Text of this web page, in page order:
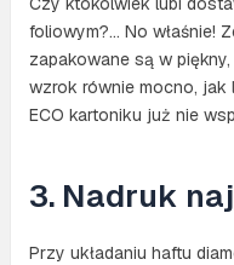
foliowym?… No właśnie!
zapakowane są w
wzrok równie mocno, jak
ECO kartoniku już nie
3. Nadruk
Przy układaniu haftu